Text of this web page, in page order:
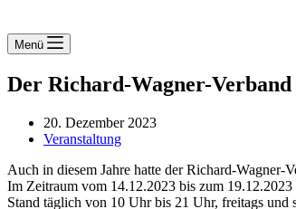
Menü
Der Richard-Wagner-
20. Dezember 2023
Veranstaltung
Auch in diesem Jahre hatte der Richard-
Im Zeitraum vom 14.12.2023 bis zum
Stand täglich von 10 Uhr bis 21 Uhr, freitags